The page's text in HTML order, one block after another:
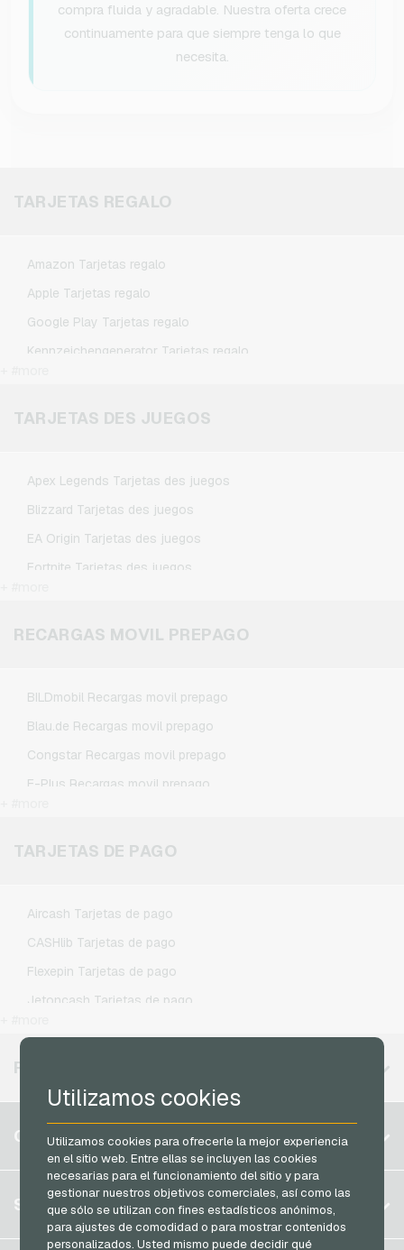
Utilizamos cookies
Utilizamos cookies para ofrecerle la mejor experiencia
en el sitio web. Entre ellas se incluyen las cookies
necesarias para el funcionamiento del sitio y para
gestionar nuestros objetivos comerciales, así como las
que sólo se utilizan con fines estadísticos anónimos,
para ajustes de comodidad o para mostrar contenidos
personalizados. Usted mismo puede decidir qué
compra fluida y agradable. Nuestra oferta crece
continuamente para que siempre tenga lo que
necesita.
TARJETAS REGALO
Amazon Tarjetas regalo
Apple Tarjetas regalo
Google Play Tarjetas regalo
Kennzeichengenerator Tarjetas regalo
Netflix Tarjetas regalo
TARJETAS DES JUEGOS
Apex Legends Tarjetas des juegos
Blizzard Tarjetas des juegos
EA Origin Tarjetas des juegos
Fortnite Tarjetas des juegos
Minecraft Tarjetas des juegos
Xbox Live Tarjetas des juegos
RECARGAS MOVIL PREPAGO
BILDmobil Recargas movil prepago
Blau.de Recargas movil prepago
Congstar Recargas movil prepago
E-Plus Recargas movil prepago
Klarmobil Recargas movil prepago
TARJETAS DE PAGO
Aircash Tarjetas de pago
CASHlib Tarjetas de pago
Flexepin Tarjetas de pago
Jetoncash Tarjetas de pago
PCS Tarjetas de pago
Transcash Tarjetas de pago
REGIONES DISPONIBLES
Brasil
Alemania (DE)
Alemania (EN)
Francia
CUENTA
Registrar
Iniciar sesión
SERVICIO